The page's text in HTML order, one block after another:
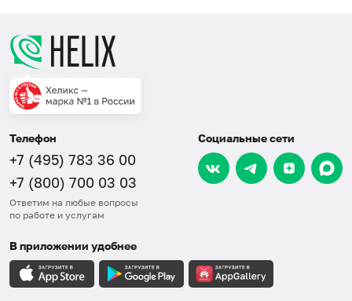
Телефон
+7 (495) 783 36 00
+7 (800) 700 03 03
Ответим на любые вопросы
по работе и услугам
Социальные сети
В приложении удобнее